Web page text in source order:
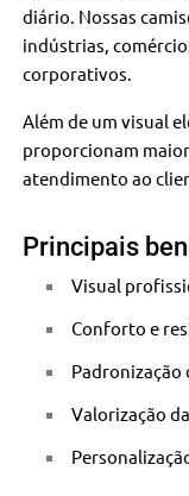
diário. Nossas
indústrias,
corporativos.
Além de um visual
proporcionam
atendimento ao
Principais
Visual
Conforto e
Padronização
Valorização